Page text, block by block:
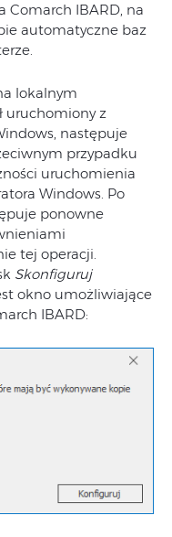
Comarch IBARD, na
automatyczne baz
lokalnym
uruchomiony z
następuje
przypadku
uruchomienia
Windows. Po
ponowne
tej operacji.
Skonfiguruj
okno umożliwiające
IBARD: